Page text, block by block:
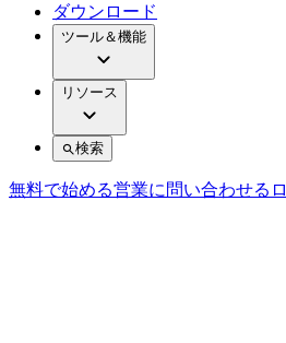
ダウンロード
ツール＆機能
リソース
検索
無料で始める営業に問い合わせる